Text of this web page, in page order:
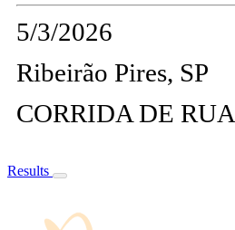
5/3/2026
Ribeirão Pires, SP
CORRIDA DE RUA
Results